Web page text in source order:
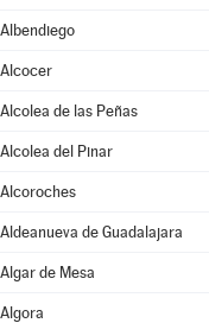
Albendiego
Alcocer
Alcolea de las Peñas
Alcolea del Pinar
Alcoroches
Aldeanueva de Guadalajara
Algar de Mesa
Algora